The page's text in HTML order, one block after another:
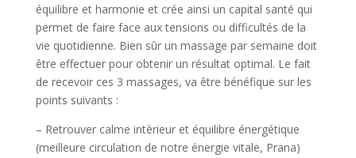
équilibre et harmonie et crée ainsi un capital santé qui
permet de faire face aux tensions ou difficultés de la
vie quotidienne. Bien sûr un massage par semaine doit
être effectuer pour obtenir un résultat optimal. Le fait
de recevoir ces 3 massages, va être bénéfique sur les
points suivants :
– Retrouver calme intèrieur et équilibre énergétique
(meilleure circulation de notre énergie vitale, Prana)